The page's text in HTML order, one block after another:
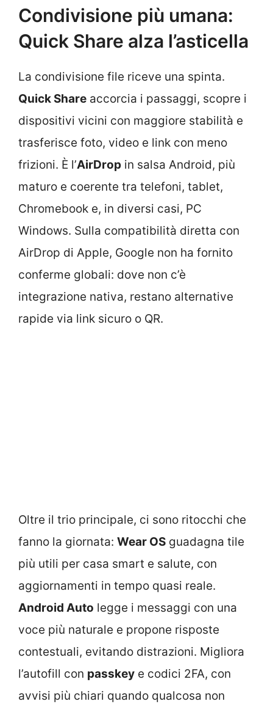
Condivisione più umana:
Quick Share alza l’asticella
La condivisione file riceve una spinta.
Quick Share accorcia i passaggi, scopre i
dispositivi vicini con maggiore stabilità e
trasferisce foto, video e link con meno
frizioni. È l’AirDrop in salsa Android, più
maturo e coerente tra telefoni, tablet,
Chromebook e, in diversi casi, PC
Windows. Sulla compatibilità diretta con
AirDrop di Apple, Google non ha fornito
conferme globali: dove non c’è
integrazione nativa, restano alternative
rapide via link sicuro o QR.
Oltre il trio principale, ci sono ritocchi che
fanno la giornata: Wear OS guadagna tile
più utili per casa smart e salute, con
aggiornamenti in tempo quasi reale.
Android Auto legge i messaggi con una
voce più naturale e propone risposte
contestuali, evitando distrazioni. Migliora
l’autofill con passkey e codici 2FA, con
avvisi più chiari quando qualcosa non